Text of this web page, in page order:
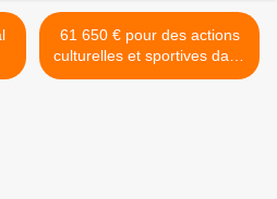
61 650 € pour des actions
culturelles et sportives dans
le canton Le Mans 6 >